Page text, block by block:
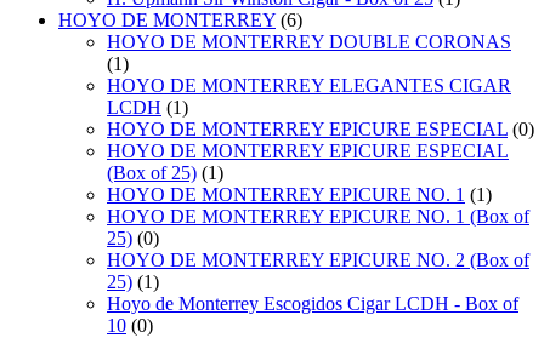
HOYO DE MONTERREY (6)
HOYO DE MONTERREY DOUBLE CORONAS
(1)
HOYO DE MONTERREY ELEGANTES CIGAR
LCDH (1)
HOYO DE MONTERREY EPICURE ESPECIAL (0)
HOYO DE MONTERREY EPICURE ESPECIAL
(Box of 25) (1)
HOYO DE MONTERREY EPICURE NO. 1 (1)
HOYO DE MONTERREY EPICURE NO. 1 (Box of
25) (0)
HOYO DE MONTERREY EPICURE NO. 2 (Box of
25) (1)
Hoyo de Monterrey Escogidos Cigar LCDH - Box of
10 (0)